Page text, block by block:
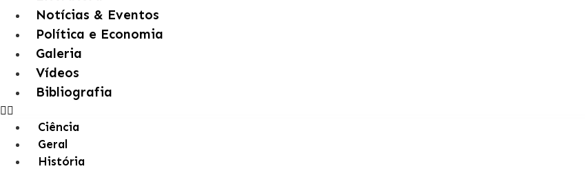
Notícias & Eventos
Política e Economia
Galeria
Vídeos
Bibliografia
Ciência
Geral
História